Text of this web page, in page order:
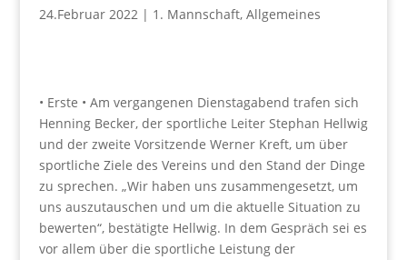
24.Februar 2022| 1. Mannschaft, Allgemeines
• Erste • Am vergangenen Dienstagabend trafen sich
Henning Becker, der sportliche Leiter Stephan Hellwig
und der zweite Vorsitzende Werner Kreft, um über
sportliche Ziele des Vereins und den Stand der Dinge
zu sprechen. „Wir haben uns zusammengesetzt, um
uns auszutauschen und um die aktuelle Situation zu
bewerten“, bestätigte Hellwig. In dem Gespräch sei es
vor allem über die sportliche Leistung der